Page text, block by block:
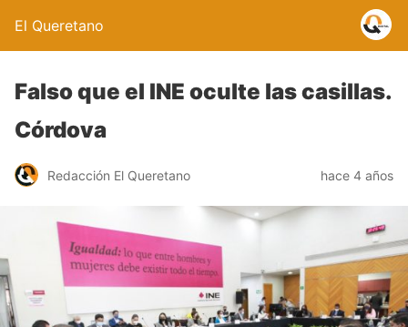
El Queretano
Falso que el INE oculte las casillas.
Córdova
Redacción El Queretano hace 4 años